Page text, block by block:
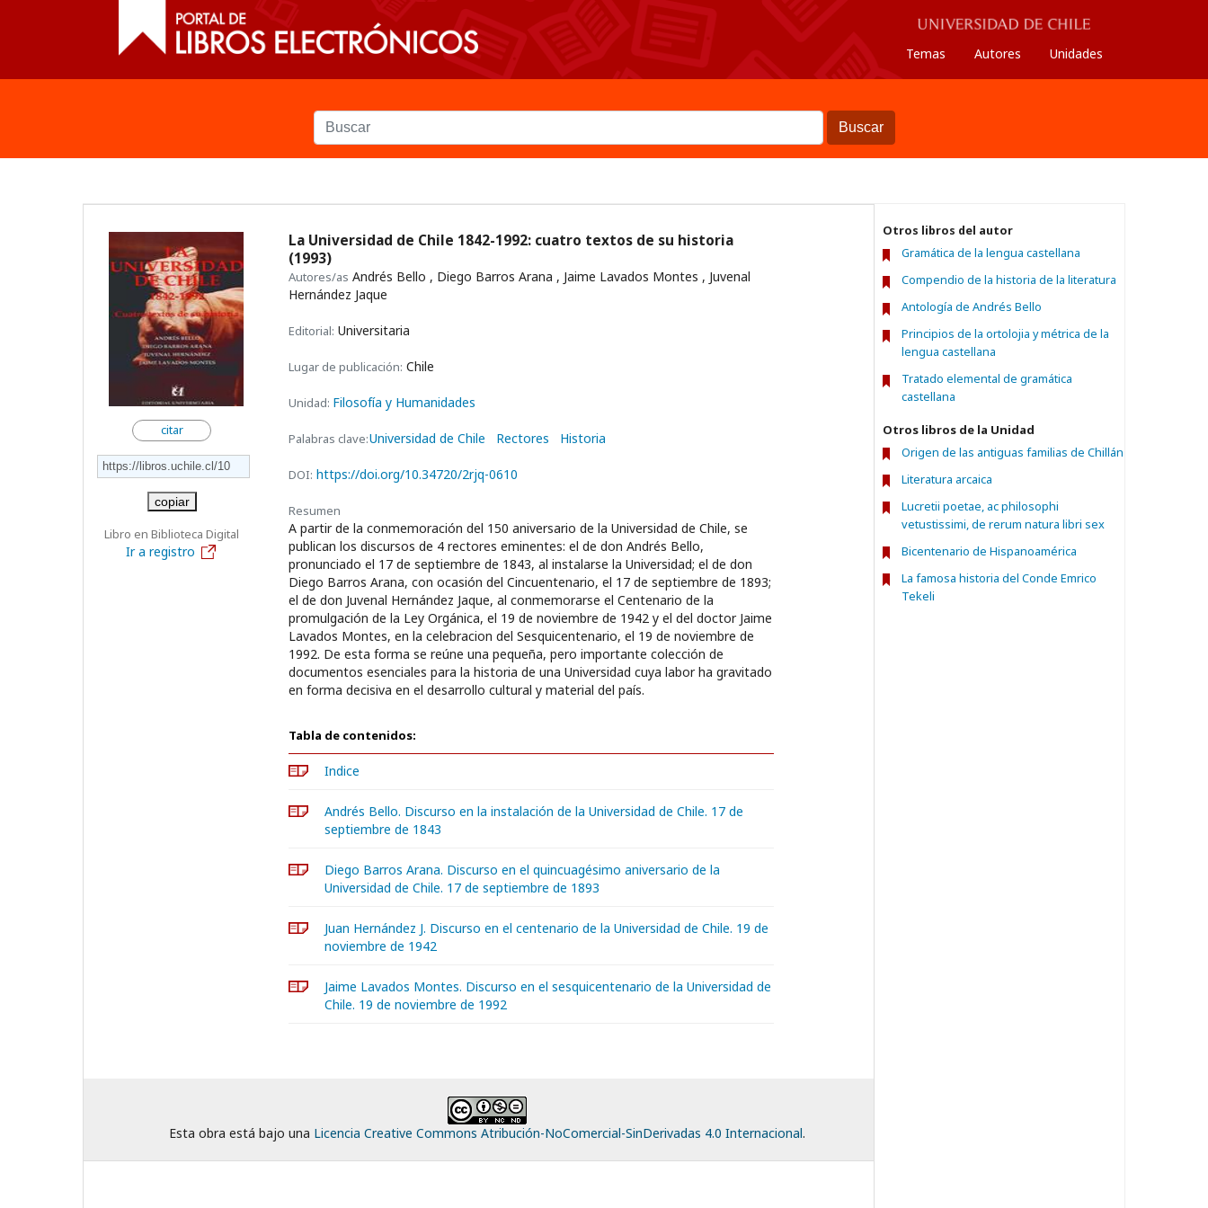
Temas Autores Unidades
Buscar
citar
copiar
Libro en Biblioteca Digital
Ir a registro
La Universidad de Chile 1842-1992: cuatro textos de su historia
(1993)
Autores/as Andrés Bello , Diego Barros Arana , Jaime Lavados Montes , Juvenal
Hernández Jaque
Editorial: Universitaria
Lugar de publicación: Chile
Unidad: Filosofía y Humanidades
Palabras clave:Universidad de Chile Rectores Historia
DOI: https://doi.org/10.34720/2rjq-0610
Resumen
A partir de la conmemoración del 150 aniversario de la Universidad de Chile, se
publican los discursos de 4 rectores eminentes: el de don Andrés Bello,
pronunciado el 17 de septiembre de 1843, al instalarse la Universidad; el de don
Diego Barros Arana, con ocasión del Cincuentenario, el 17 de septiembre de 1893;
el de don Juvenal Hernández Jaque, al conmemorarse el Centenario de la
promulgación de la Ley Orgánica, el 19 de noviembre de 1942 y el del doctor Jaime
Lavados Montes, en la celebracion del Sesquicentenario, el 19 de noviembre de
1992. De esta forma se reúne una pequeña, pero importante colección de
documentos esenciales para la historia de una Universidad cuya labor ha gravitado
en forma decisiva en el desarrollo cultural y material del país.
Tabla de contenidos:
Indice
Andrés Bello. Discurso en la instalación de la Universidad de Chile. 17 de
septiembre de 1843
Diego Barros Arana. Discurso en el quincuagésimo aniversario de la
Universidad de Chile. 17 de septiembre de 1893
Juan Hernández J. Discurso en el centenario de la Universidad de Chile. 19 de
noviembre de 1942
Jaime Lavados Montes. Discurso en el sesquicentenario de la Universidad de
Chile. 19 de noviembre de 1992
Esta obra está bajo una Licencia Creative Commons Atribución-NoComercial-SinDerivadas 4.0 Internacional.
Otros libros del autor
Gramática de la lengua castellana
Compendio de la historia de la literatura
Antología de Andrés Bello
Principios de la ortolojia y métrica de la
lengua castellana
Tratado elemental de gramática
castellana
Otros libros de la Unidad
Origen de las antiguas familias de Chillán
Literatura arcaica
Lucretii poetae, ac philosophi
vetustissimi, de rerum natura libri sex
Bicentenario de Hispanoamérica
La famosa historia del Conde Emrico
Tekeli